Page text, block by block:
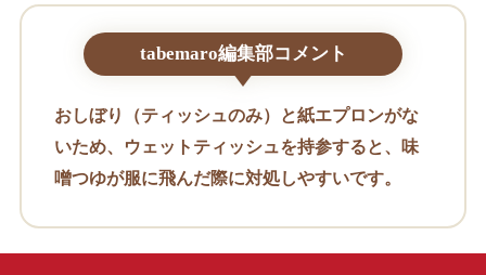
tabemaro編集部コメント
おしぼり（ティッシュのみ）と紙エプロンがな
いため、ウェットティッシュを持参すると、味
噌つゆが服に飛んだ際に対処しやすいです。